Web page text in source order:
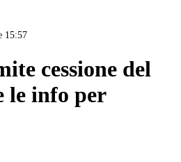
15:57
cessione del
le info per